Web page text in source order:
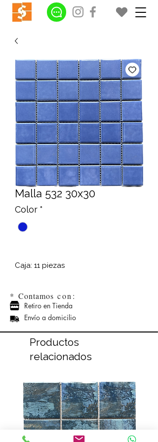
Malla 532 30x30
Color *
Caja: 11 piezas
* Contamos con:
Retiro en Tienda
Envío a domicilio
Productos
relacionados